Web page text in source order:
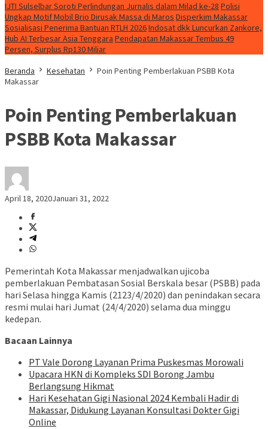
IJTI Sulselbar Soroti Perlindungan Jurnalis dalam Milad ke-28 Polisi
Ungkap Motif Mobil Brio Dirusak Massa di Maros Disperkim Makassar
Sosialisasi Penerima Bantuan RTLH 2026Indosat dkk Luncurkan Zankore,
Hub AI Terbesar Asia Tenggara Pendapatan Makassar Tembus 49
Persen, Surplus Rp130 Miliar
Beranda
Kesehatan
Poin Penting Pemberlakuan PSBB Kota
Makassar
Poin Penting Pemberlakuan
PSBB Kota Makassar
April 18, 2020Januari 31, 2022
Pemerintah Kota Makassar menjadwalkan ujicoba
pemberlakuan Pembatasan Sosial Berskala besar (PSBB) pada
hari Selasa hingga Kamis (2123/4/2020) dan penindakan secara
resmi mulai hari Jumat (24/4/2020) selama dua minggu
kedepan.
Bacaan Lainnya
PT Vale Dorong Layanan Prima Puskesmas Morowali
Upacara HKN di Kompleks SDI Borong Jambu
Berlangsung Hikmat
Hari Kesehatan Gigi Nasional 2024 Kembali Hadir di
Makassar, Didukung Layanan Konsultasi Dokter Gigi
Online